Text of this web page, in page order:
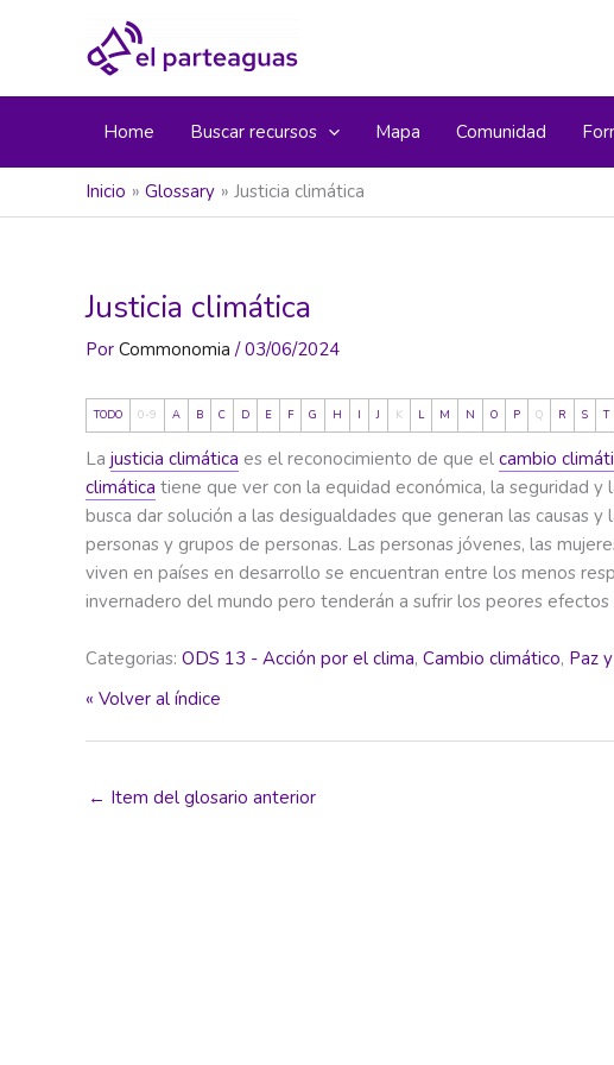
Home Buscar recursos Mapa Comunidad
Inicio Glossary Justicia climática
Justicia climática
Por Commonomia/03/06/2024
TODO 0-9 A B C D E F G H I J K L M N O P Q R S T
La justicia climática es el reconocimiento de que el cambio
climática tiene que ver con la equidad económica, la seguridad y
busca dar solución a las desigualdades que generan las causas
personas y grupos de personas. Las personas jóvenes, las
viven en países en desarrollo se encuentran entre los menos
invernadero del mundo pero tenderán a sufrir los peores
Categorias: ODS 13 - Acción por el clima, Cambio climático, Paz
« Volver al índice
← Item del glosario anterior